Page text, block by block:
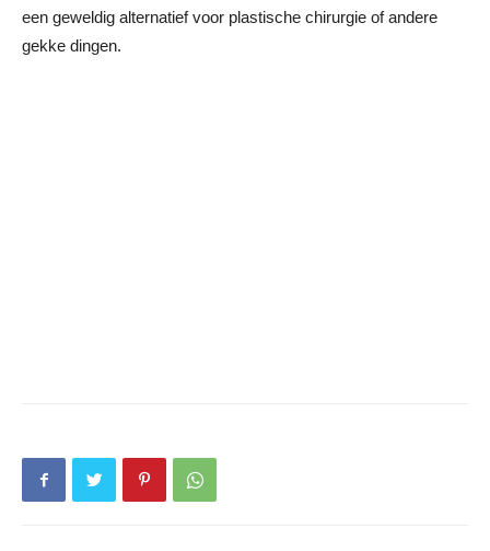
een geweldig alternatief voor plastische chirurgie of andere
gekke dingen.